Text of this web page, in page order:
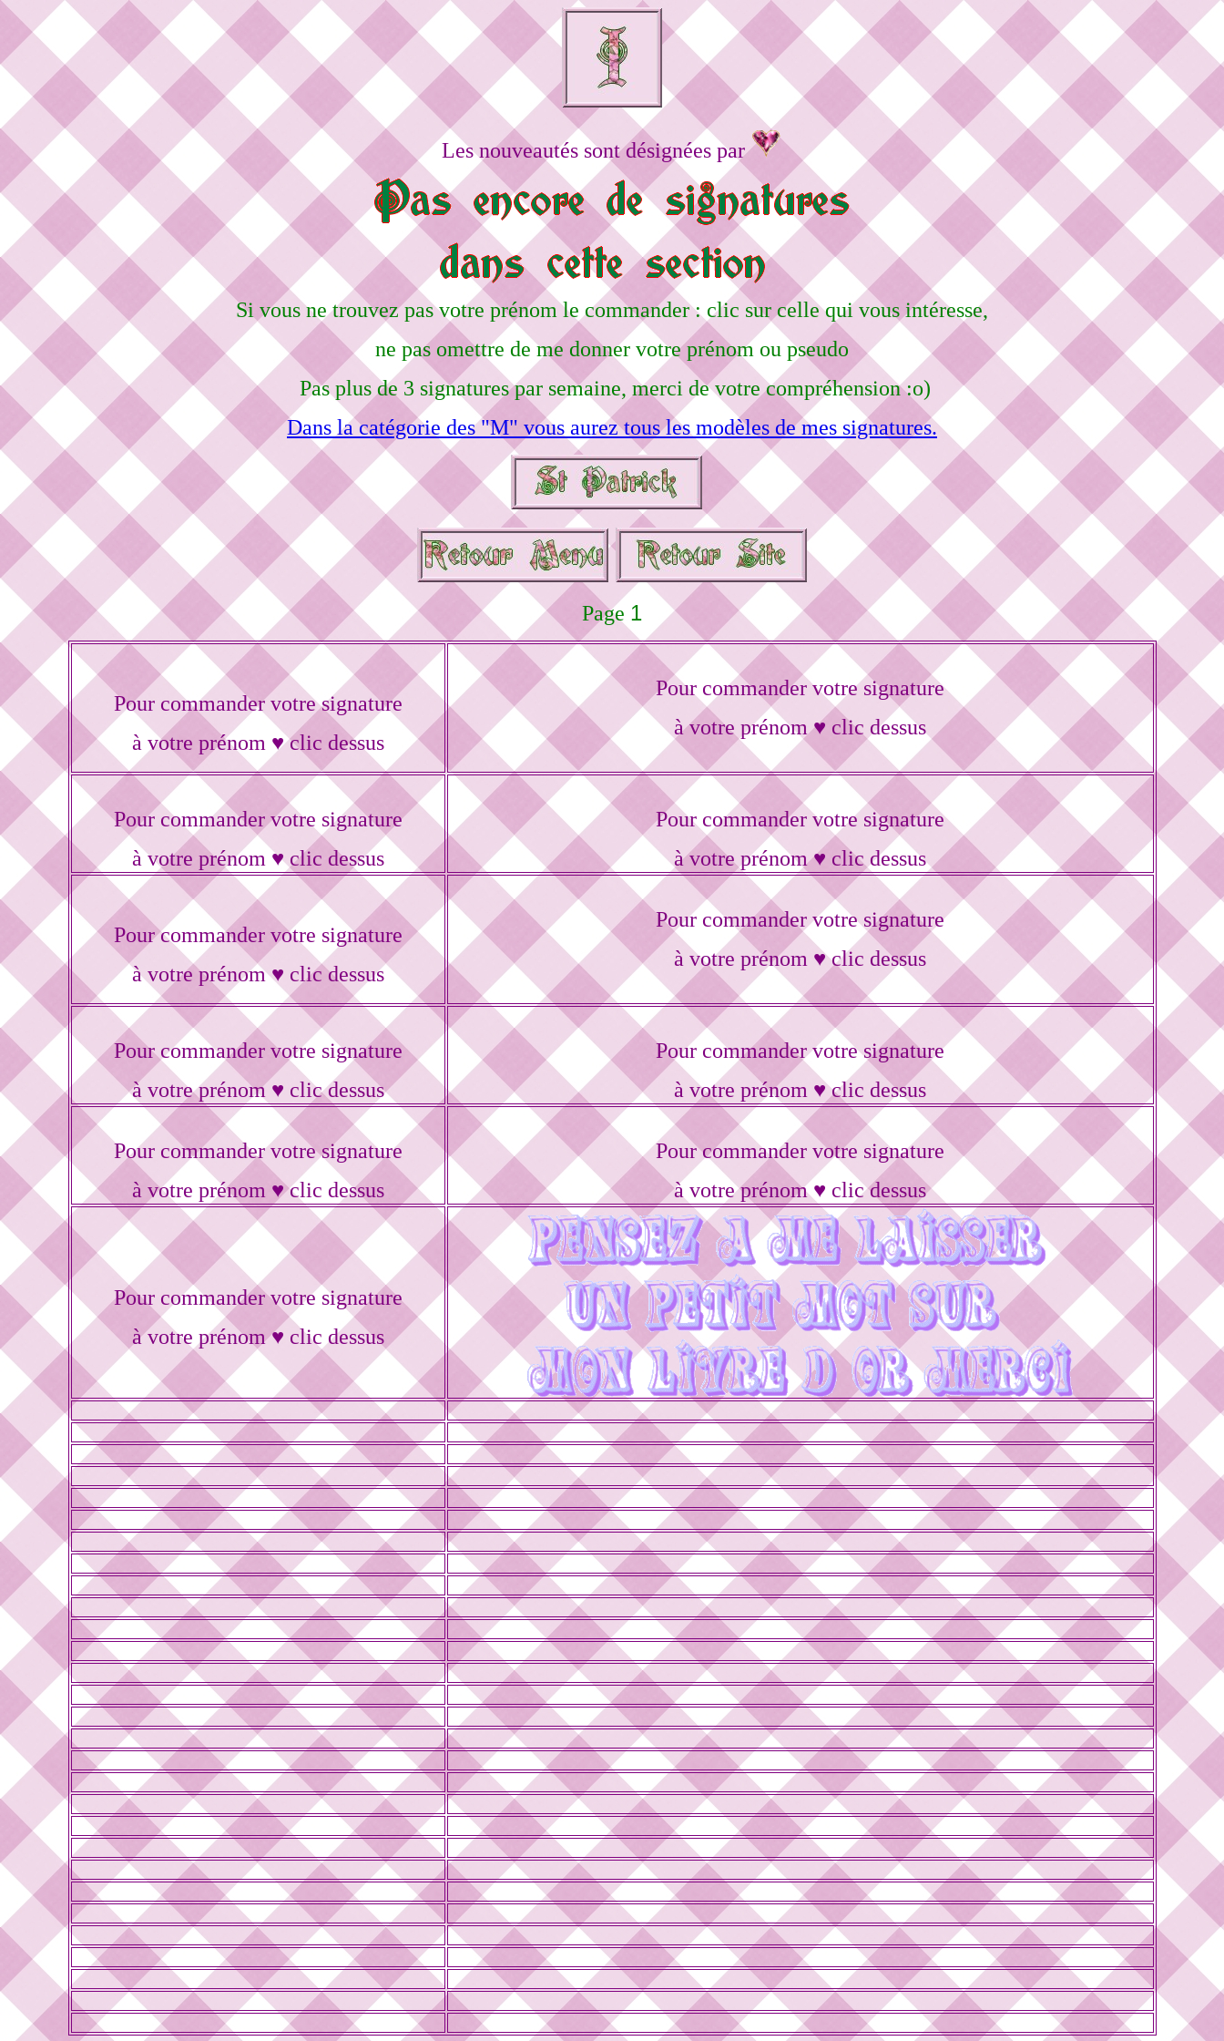
Les nouveautés sont désignées par
Si vous ne trouvez pas votre prénom le commander : clic sur celle qui vous intéresse,
ne pas omettre de me donner votre prénom ou pseudo
Pas plus de 3 signatures par semaine, merci de votre compréhension :o)
Dans la catégorie des "M" vous aurez tous les modèles de mes signatures.
Page 1
Pour commander votre signature
à votre prénom ♥ clic dessus
Pour commander votre signature
à votre prénom ♥ clic dessus
Pour commander votre signature
à votre prénom ♥ clic dessus
Pour commander votre signature
à votre prénom ♥ clic dessus
Pour commander votre signature
à votre prénom ♥ clic dessus
Pour commander votre signature
à votre prénom ♥ clic dessus
Pour commander votre signature
à votre prénom ♥ clic dessus
Pour commander votre signature
à votre prénom ♥ clic dessus
Pour commander votre signature
à votre prénom ♥ clic dessus
Pour commander votre signature
à votre prénom ♥ clic dessus
Pour commander votre signature
à votre prénom ♥ clic dessus